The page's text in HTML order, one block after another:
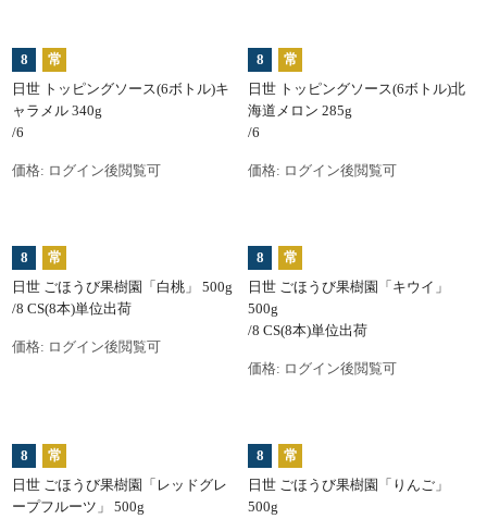
8
常
日世 トッピングソース(6ボトル)キ
ャラメル 340g
/6
価格: ログイン後閲覧可
8
常
日世 トッピングソース(6ボトル)北
海道メロン 285g
/6
価格: ログイン後閲覧可
8
常
日世 ごほうび果樹園「白桃」 500g
/8 CS(8本)単位出荷
価格: ログイン後閲覧可
8
常
日世 ごほうび果樹園「キウイ」
500g
/8 CS(8本)単位出荷
価格: ログイン後閲覧可
8
常
日世 ごほうび果樹園「レッドグレ
ープフルーツ」 500g
8
常
日世 ごほうび果樹園「りんご」
500g